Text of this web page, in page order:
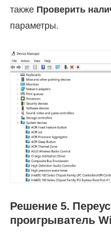
также Проверить
параметры.
Решение 5.
проигрыватель